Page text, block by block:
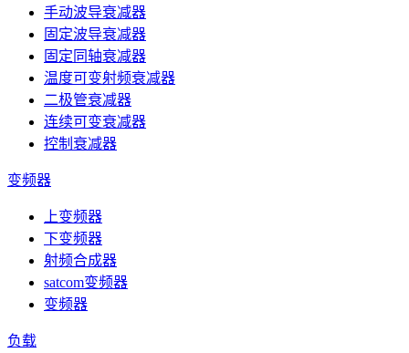
手动波导衰减器
固定波导衰减器
固定同轴衰减器
温度可变射频衰减器
二极管衰减器
连续可变衰减器
控制衰减器
变频器
上变频器
下变频器
射频合成器
satcom变频器
变频器
负载